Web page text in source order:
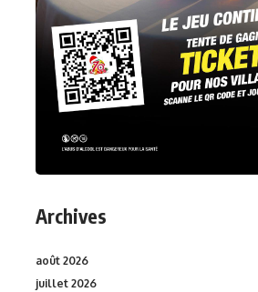
Archives
août 2026
juillet 2026